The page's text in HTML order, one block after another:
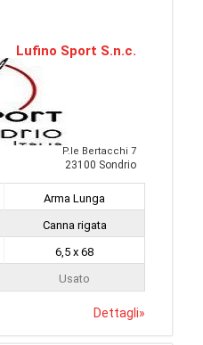
Lufino Sport S.n.c.
P.le Bertacchi 7
23100 Sondrio
Arma Lunga
Canna rigata
6,5 x 68
Usato
Dettagli»